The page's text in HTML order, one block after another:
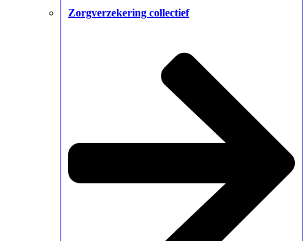
Zorgverzekering collectief